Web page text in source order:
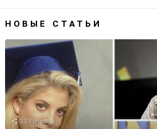
НОВЫЕ СТАТЬИ
33 Репостов